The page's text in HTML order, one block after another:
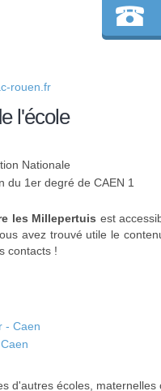
rouen.fr
l'école
Nationale
du 1er degré de CAEN 1
les Millepertuis est
avez trouvé utile le
contacts !
- Caen
d'autres écoles,